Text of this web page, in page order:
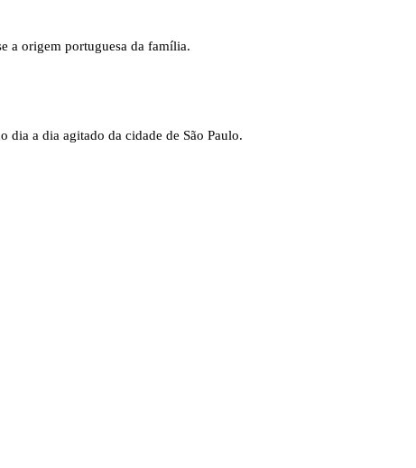
a origem portuguesa da família.
dia a dia agitado da cidade de São Paulo.